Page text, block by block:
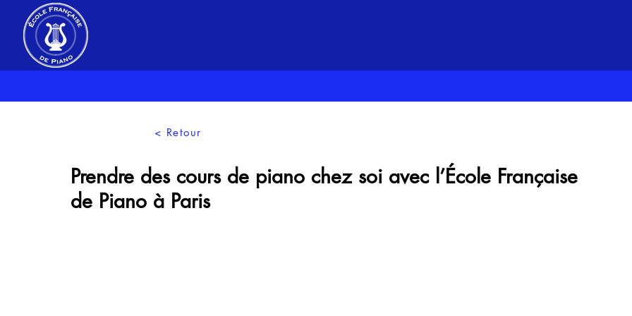
< Retour
Prendre des cours de piano chez soi avec l’École Française
de Piano à Paris